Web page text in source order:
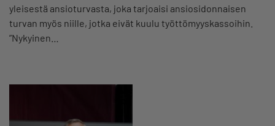
yleisestä ansioturvasta, joka tarjoaisi ansiosidonnaisen
turvan myös niille, jotka eivät kuulu työttömyyskassoihin.
”Nykyinen…